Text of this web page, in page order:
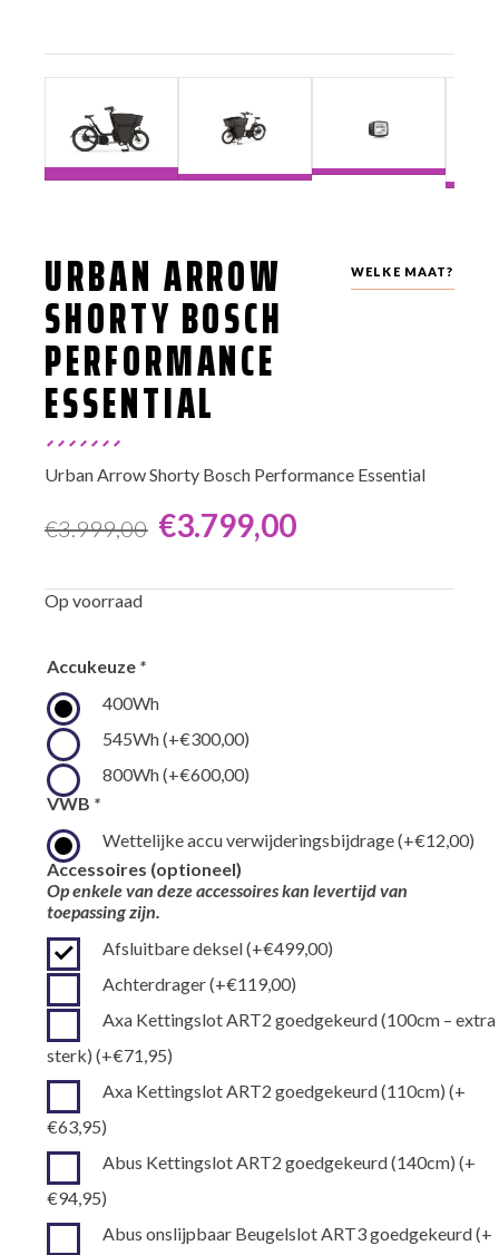
WELKE MAAT?
URBAN ARROW
SHORTY BOSCH
PERFORMANCE
ESSENTIAL
Urban Arrow Shorty Bosch Performance Essential
€3.999,00
Oorspronkelijke
prijs
was:
€3.999,00.
€3.799,00
Huidige
prijs
is:
€3.799,00.
Op voorraad
Accukeuze *
400Wh
545Wh(+€300,00)
800Wh(+€600,00)
VWB *
Wettelijke accu verwijderingsbijdrage(+€12,00)
Accessoires (optioneel)
Op enkele van deze accessoires kan levertijd van
toepassing zijn.
Afsluitbare deksel(+€499,00)
Achterdrager(+€119,00)
Axa Kettingslot ART2 goedgekeurd (100cm – extra
sterk)(+€71,95)
Axa Kettingslot ART2 goedgekeurd (110cm)(+
€63,95)
Abus Kettingslot ART2 goedgekeurd (140cm)(+
€94,95)
Abus onslijpbaar Beugelslot ART3 goedgekeurd(+